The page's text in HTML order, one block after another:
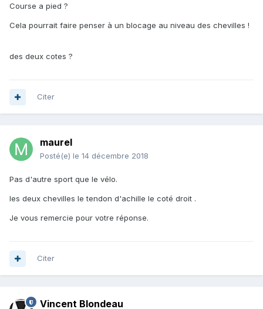
Course a pied ?
Cela pourrait faire penser à un blocage au niveau des chevilles !
des deux cotes ?
Citer
maurel
Posté(e) le 14 décembre 2018
Pas d'autre sport que le vélo.
les deux chevilles le tendon d'achille le coté droit .
Je vous remercie pour votre réponse.
Citer
Vincent Blondeau